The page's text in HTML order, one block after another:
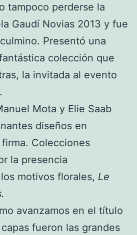
tampoco perderse la
Gaudí Novias 2013 y fue
Presentó una
colección que
la invitada al evento
Mota y Elie Saab
diseños en
Colecciones
la presencia
motivos florales, Le
avanzamos en el título
fueron las grandes